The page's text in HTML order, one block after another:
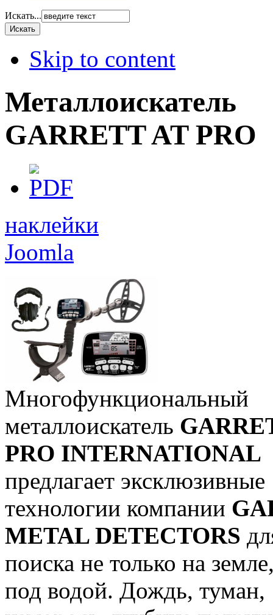
Искать...
Skip to content
Металлоискатель
GARRETT AT PRO
наклейки
Joomla
Многофункциональный
металлоискатель
PRO INTERNATIONAL
предлагает эксклюзивные
технологии компании
METAL DETECTORS
поиска не только на
под водой. Дождь, туман,